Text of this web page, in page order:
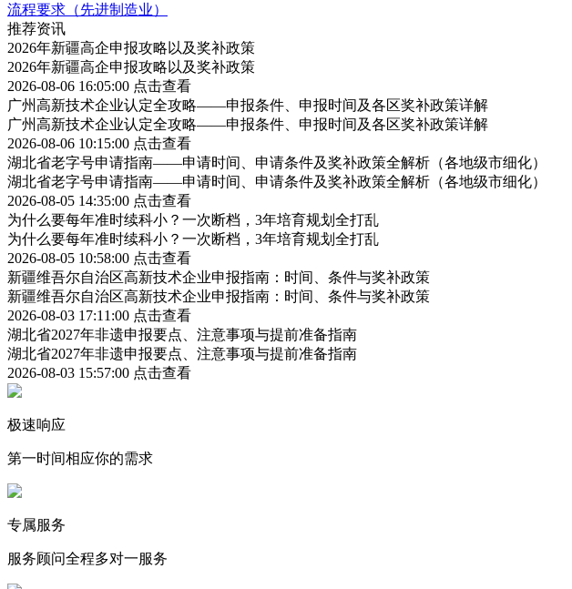
流程要求（先进制造业）
推荐资讯
2026年新疆高企申报攻略以及奖补政策
2026年新疆高企申报攻略以及奖补政策
2026-08-06 16:05:00 点击查看
广州高新技术企业认定全攻略——申报条件、申报时间及各区奖补政策详解
广州高新技术企业认定全攻略——申报条件、申报时间及各区奖补政策详解
2026-08-06 10:15:00 点击查看
湖北省老字号申请指南——申请时间、申请条件及奖补政策全解析（各地级市细化）
湖北省老字号申请指南——申请时间、申请条件及奖补政策全解析（各地级市细化）
2026-08-05 14:35:00 点击查看
为什么要每年准时续科小？一次断档，3年培育规划全打乱
为什么要每年准时续科小？一次断档，3年培育规划全打乱
2026-08-05 10:58:00 点击查看
新疆维吾尔自治区高新技术企业申报指南：时间、条件与奖补政策
新疆维吾尔自治区高新技术企业申报指南：时间、条件与奖补政策
2026-08-03 17:11:00 点击查看
湖北省2027年非遗申报要点、注意事项与提前准备指南
湖北省2027年非遗申报要点、注意事项与提前准备指南
2026-08-03 15:57:00 点击查看
极速响应
第一时间相应你的需求
专属服务
服务顾问全程多对一服务